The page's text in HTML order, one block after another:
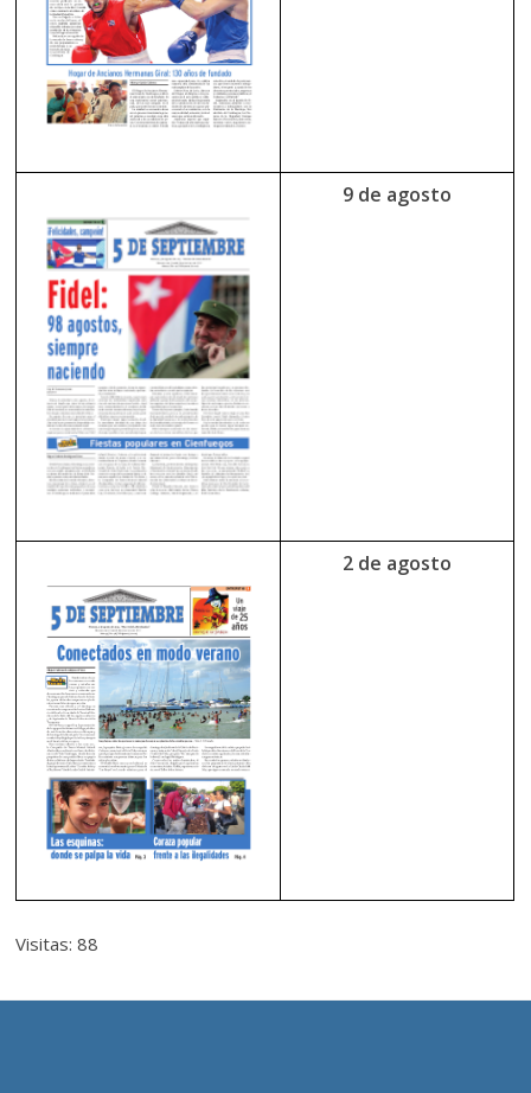
9 de agosto
2 de agosto
Visitas: 88